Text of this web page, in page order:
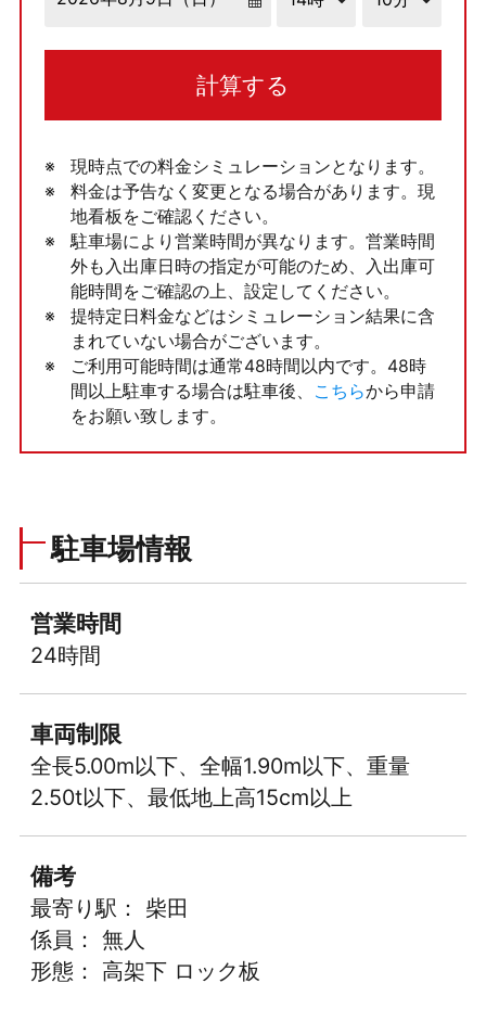
計算する
現時点での料金シミュレーションとなります。
料金は予告なく変更となる場合があります。現
地看板をご確認ください。
駐車場により営業時間が異なります。営業時間
外も入出庫日時の指定が可能のため、入出庫可
能時間をご確認の上、設定してください。
提特定日料金などはシミュレーション結果に含
まれていない場合がございます。
ご利用可能時間は通常48時間以内です。48時
間以上駐車する場合は駐車後、
こちらから申請
をお願い致します。
駐車場情報
営業時間
24時間
車両制限
全長5.00m以下、全幅1.90m以下、重量
2.50t以下、最低地上高15cm以上
備考
最寄り駅： 柴田
係員： 無人
形態： 高架下 ロック板